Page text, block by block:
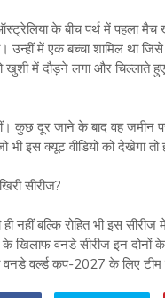
के बीच पर्थ में पहला
उन्हीं में एक बच्चा शामिल था
खुशी में दौड़ने लगा और चिल्लाते
कुछ दूर जाने के बाद वह जमीन
भी इस क्यूट वीडियो को देखेगा तो
सीरीज?
ही नहीं बल्कि रोहित भी इस
खिलाफ वनडे सीरीज इन दोनों
वनडे वर्ल्ड कप-2027 के लिए टीम